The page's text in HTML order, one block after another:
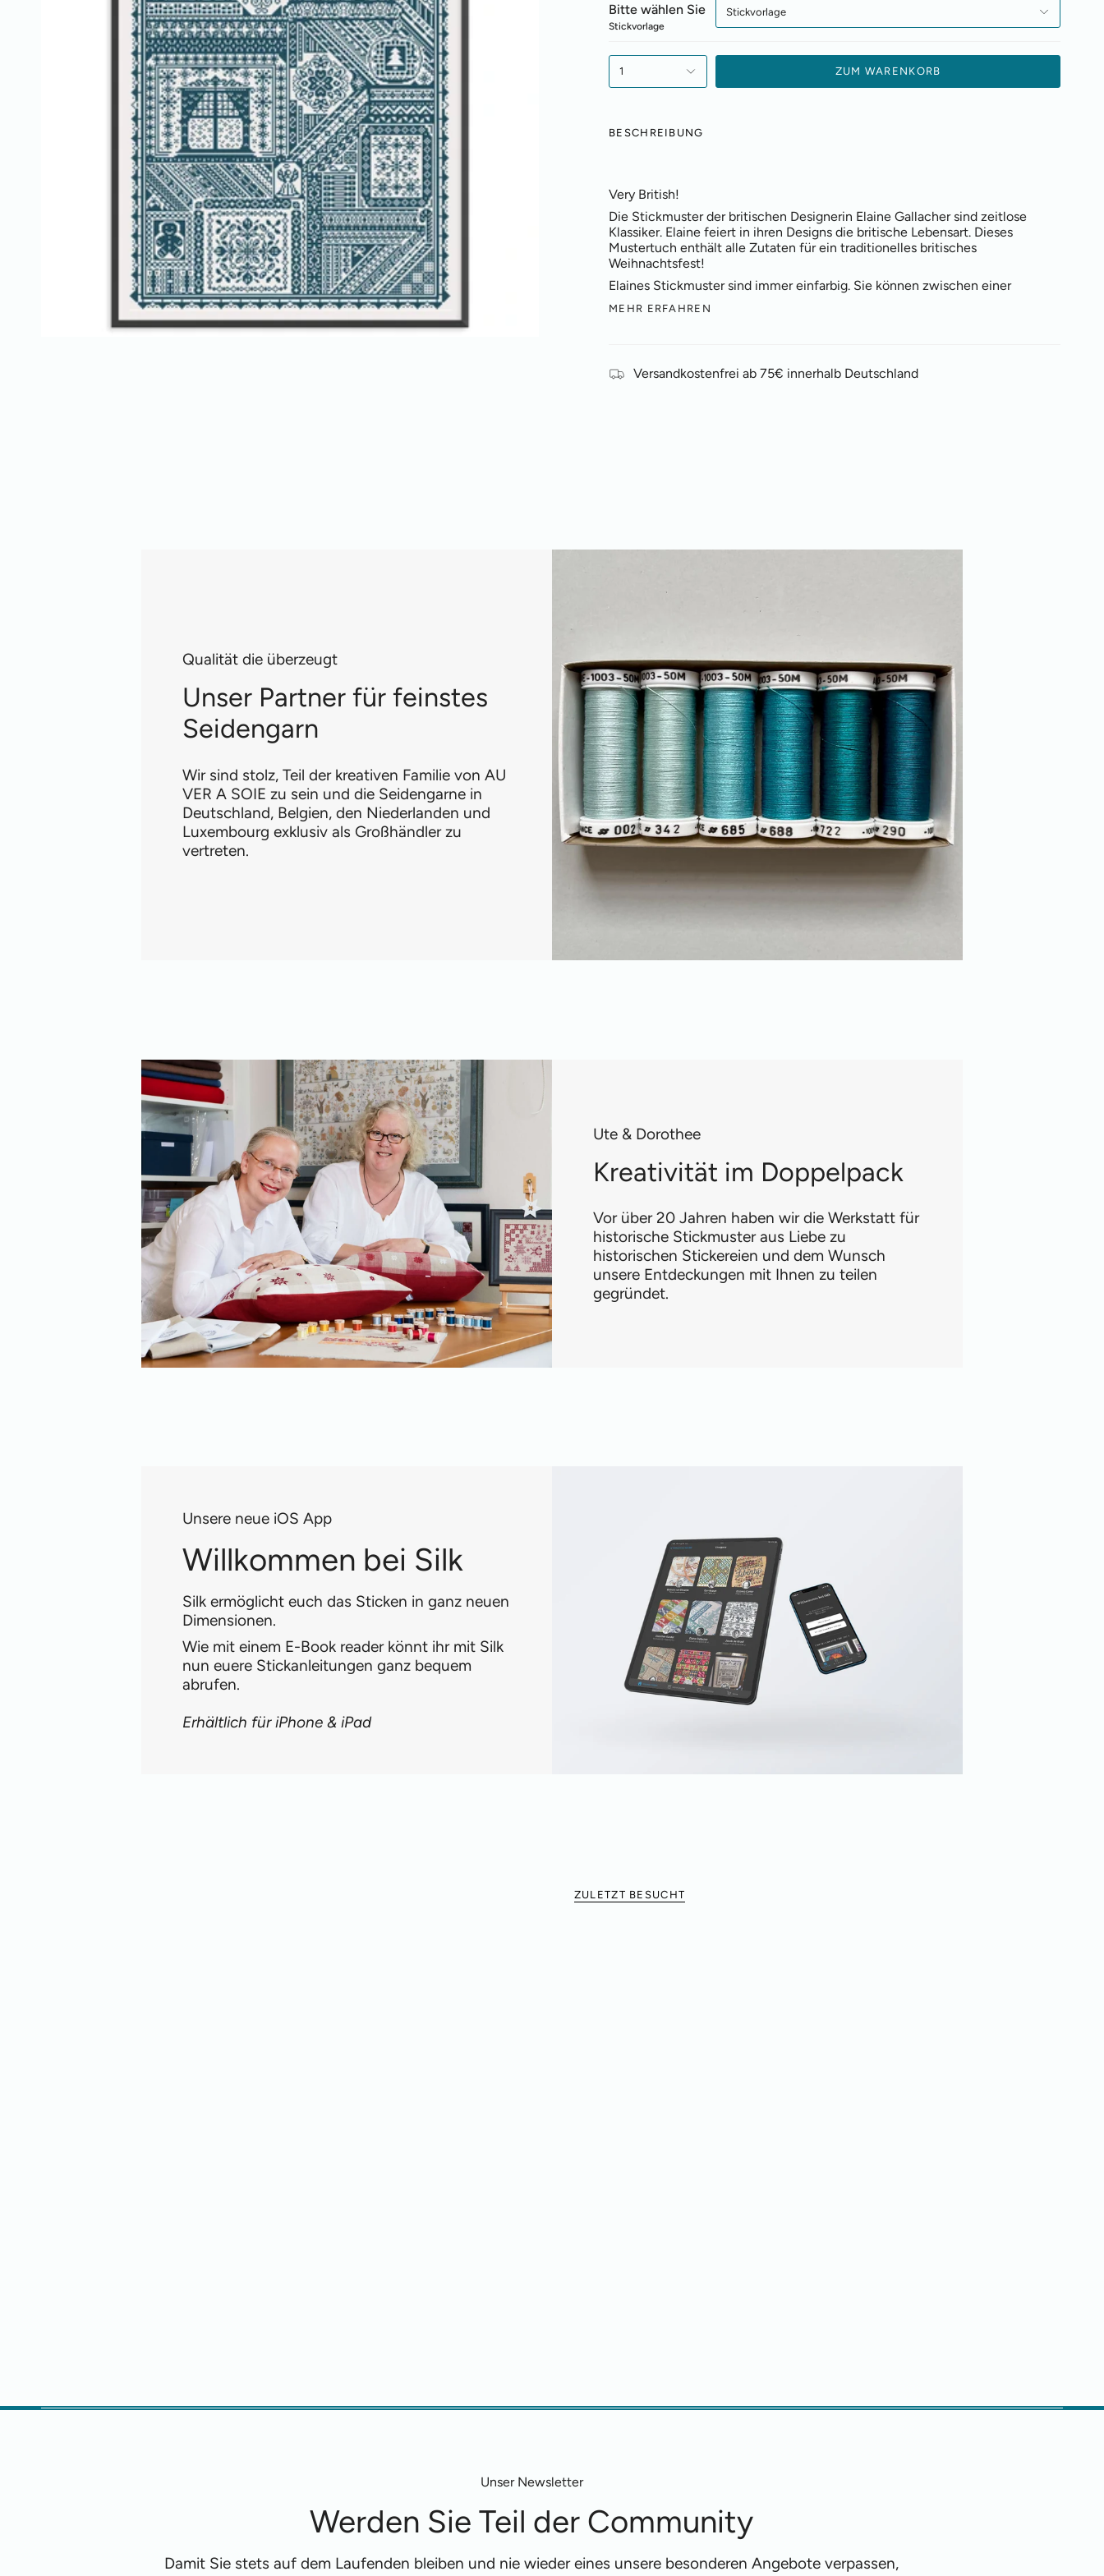
Bitte wählen Sie
Stickvorlage
Stickvorlage
1 ZUM WARENKORB
BESCHREIBUNG
Very British!
Die Stickmuster der britischen Designerin Elaine Gallacher sind zeitlose
Klassiker. Elaine feiert in ihren Designs die britische Lebensart. Dieses
Mustertuch enthält alle Zutaten für ein traditionelles britisches
Weihnachtsfest!
Elaines Stickmuster sind immer einfarbig. Sie können zwischen einer
MEHR ERFAHREN
Versandkostenfrei ab 75€ innerhalb Deutschland
Qualität die überzeugt
Unser Partner für feinstes
Seidengarn
Wir sind stolz, Teil der kreativen Familie von AU
VER A SOIE zu sein und die Seidengarne in
Deutschland, Belgien, den Niederlanden und
Luxembourg exklusiv als Großhändler zu
vertreten.
Ute & Dorothee
Kreativität im Doppelpack
Vor über 20 Jahren haben wir die Werkstatt für
historische Stickmuster aus Liebe zu
historischen Stickereien und dem Wunsch
unsere Entdeckungen mit Ihnen zu teilen
gegründet.
Unsere neue iOS App
Willkommen bei Silk
Silk ermöglicht euch das Sticken in ganz neuen
Dimensionen.
Wie mit einem E-Book reader könnt ihr mit Silk
nun euere Stickanleitungen ganz bequem
abrufen.
Erhältlich für iPhone & iPad
ZULETZT BESUCHT
Unser Newsletter
Werden Sie Teil der Community
Damit Sie stets auf dem Laufenden bleiben und nie wieder eines unsere besonderen Angebote verpassen,